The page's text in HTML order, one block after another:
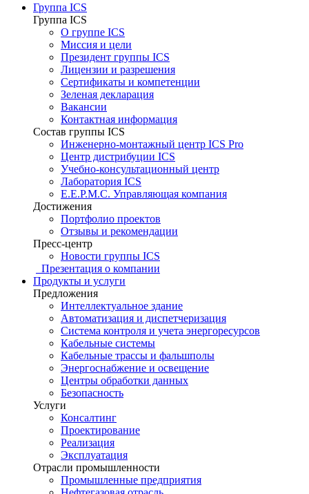
Группа ICS
Группа ICS
О группе ICS
Миссия и цели
Президент группы ICS
Лицензии и разрешения
Сертификаты и компетенции
Зеленая декларация
Вакансии
Контактная информация
Состав группы ICS
Инженерно-монтажный центр ICS Pro
Центр дистрибуции ICS
Учебно-консультационный центр
Лаборатория ICS
E.E.P.M.C. Управляющая компания
Достижения
Портфолио проектов
Отзывы и рекомендации
Пресс-центр
Новости группы ICS
Презентация о компании
Продукты и услуги
Предложения
Интеллектуальное здание
Автоматизация и диспетчеризация
Система контроля и учета энергоресурсов
Кабельные системы
Кабельные трассы и фальшполы
Энергоснабжение и освещение
Центры обработки данных
Безопасность
Услуги
Консалтинг
Проектирование
Реализация
Эксплуатация
Отрасли промышленности
Промышленные предприятия